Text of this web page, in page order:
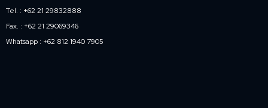
Tel. : +62 21 29832888
Fax. : +62 21 29069346
Whatsapp : +62 812 1940 7905